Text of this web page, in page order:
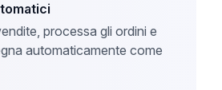
processa gli ordini e
automaticamente come